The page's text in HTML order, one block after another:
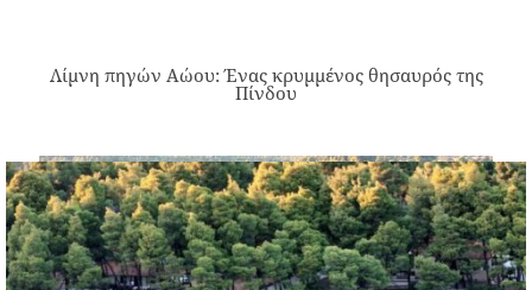
Λίμνη πηγών Αώου: Ένας κρυμμένος θησαυρός της
Πίνδου